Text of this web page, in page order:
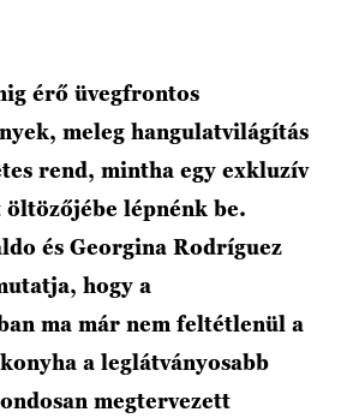
érő üvegfrontos
meleg hangulatvilágítás
rend, mintha egy exkluzív
lépnénk be.
és Georgina Rodríguez
hogy a
ma már nem feltétlenül a
a leglátványosabb
megtervezett